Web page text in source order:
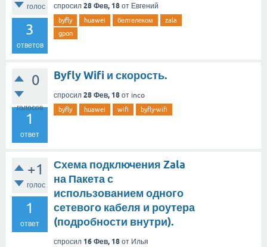
голос
3
ответов
спросил 28 Фев, 18 от Евгений
byfly huawei белтелеком
zala
gpon
0
голосов
1
ответ
Byfly Wifi и скорость.
спросил 28 Фев, 18 от inco
byfly huawei wifi byfly-wifi
+1
голос
1
ответ
Схема подключения Zala
на Пакета с
использованием одного
сетевого кабеля и роутера
(подробности внутри).
спросил 16 Фев, 18 от Илья